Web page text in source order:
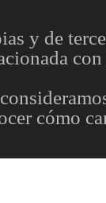
y de
cómo